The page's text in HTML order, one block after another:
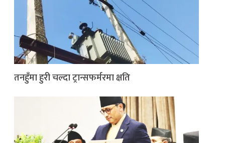
तनहुँमा हुरी चल्दा ट्रान्सफर्मरमा क्षति